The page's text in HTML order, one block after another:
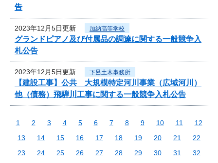
告
2023年12月5日更新 加納高等学校
グランドピアノ及び付属品の調達に関する一般競争入
札公告
2023年12月5日更新 下呂土木事務所
【建設工事】公共 大規模特定河川事業（広域河川）
他（債務）飛騨川工事に関する一般競争入札公告
1 2 3 4 5 6 7 8 9 10 11
12
13
14 15 16 17 18 19 20 21
22
23
24 25 26 27 28 29 30 31
32